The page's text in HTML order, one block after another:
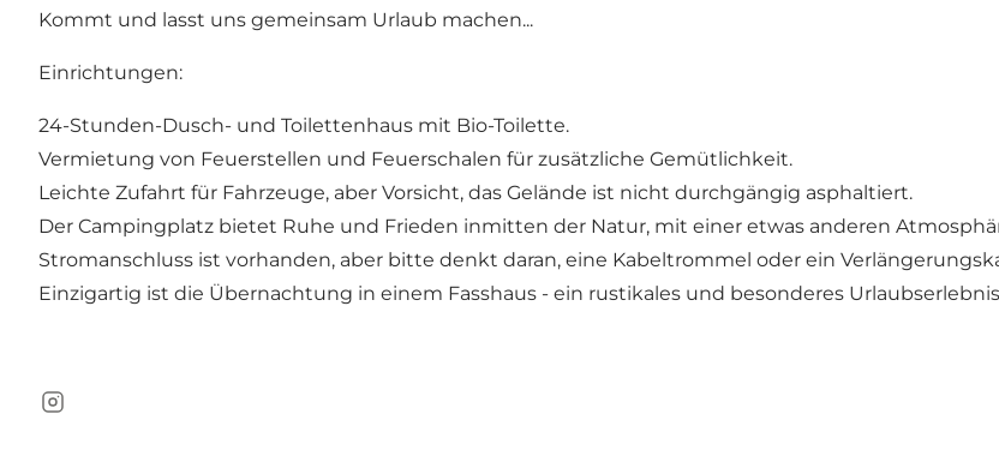
Kommt und lasst uns gemeinsam Urlaub machen...
Einrichtungen:
24-Stunden-Dusch- und Toilettenhaus mit Bio-Toilette.
Vermietung von Feuerstellen und Feuerschalen für zusätzliche Gemütlichkeit.
Leichte Zufahrt für Fahrzeuge, aber Vorsicht, das Gelände ist nicht durchgängig asphaltiert.
Der Campingplatz bietet Ruhe und Frieden inmitten der Natur, mit einer etwas anderen
Stromanschluss ist vorhanden, aber bitte denkt daran, eine Kabeltrommel oder ein
Einzigartig ist die Übernachtung in einem Fasshaus - ein rustikales und besonderes
Instagram